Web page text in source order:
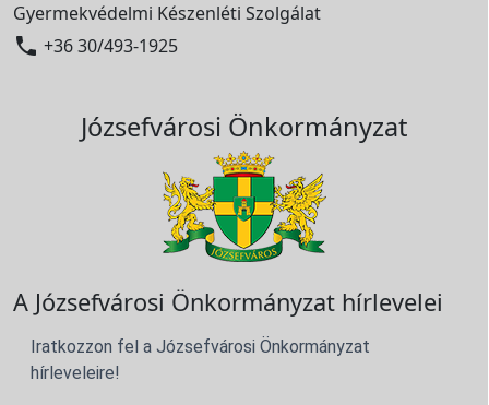
Gyermekvédelmi Készenléti Szolgálat
 +36 30/493-1925
Józsefvárosi Önkormányzat
A Józsefvárosi Önkormányzat hírlevelei
Iratkozzon fel a Józsefvárosi Önkormányzat
hírleveleire!